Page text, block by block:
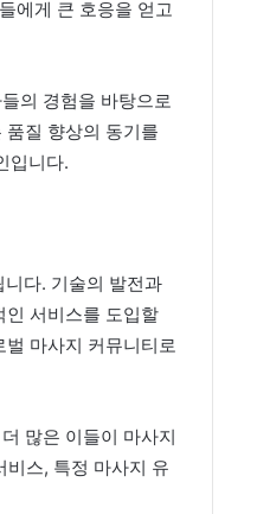
에게 큰 호응을 얻고
의 경험을 바탕으로
질 향상의 동기를
입니다.
다. 기술의 발전과
인 서비스를 도입할
마사지 커뮤니티로
많은 이들이 마사지
비스, 특정 마사지 유